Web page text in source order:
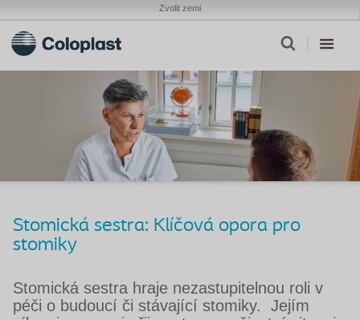
Zvolit zemi
Stomická sestra: Klíčová opora pro
stomiky
Stomická sestra hraje nezastupitelnou roli v
péči o budoucí či stávající stomiky. Jejím